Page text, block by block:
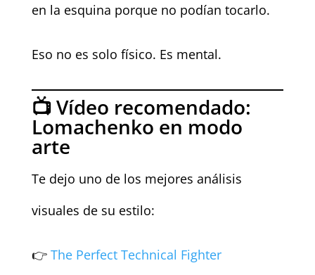
en la esquina porque no podían tocarlo.
Eso no es solo físico. Es mental.
📺 Vídeo recomendado:
Lomachenko en modo
arte
Te dejo uno de los mejores análisis
visuales de su estilo:
👉 The Perfect Technical Fighter